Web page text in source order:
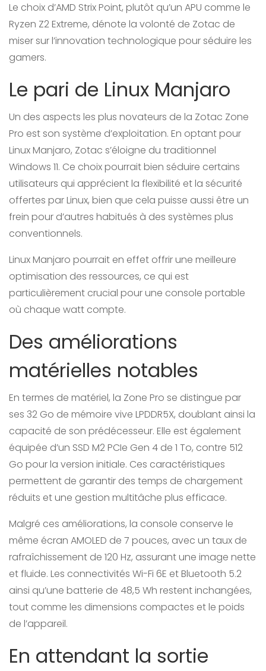
Le choix d’AMD Strix Point, plutôt qu’un APU comme le
Ryzen Z2 Extreme, dénote la volonté de Zotac de
miser sur l’innovation technologique pour séduire les
gamers.
Le pari de Linux Manjaro
Un des aspects les plus novateurs de la Zotac Zone
Pro est son système d’exploitation. En optant pour
Linux Manjaro, Zotac s’éloigne du traditionnel
Windows 11. Ce choix pourrait bien séduire certains
utilisateurs qui apprécient la flexibilité et la sécurité
offertes par Linux, bien que cela puisse aussi être un
frein pour d’autres habitués à des systèmes plus
conventionnels.
Linux Manjaro pourrait en effet offrir une meilleure
optimisation des ressources, ce qui est
particulièrement crucial pour une console portable
où chaque watt compte.
Des améliorations
matérielles notables
En termes de matériel, la Zone Pro se distingue par
ses 32 Go de mémoire vive LPDDR5X, doublant ainsi la
capacité de son prédécesseur. Elle est également
équipée d’un SSD M2 PCIe Gen 4 de 1 To, contre 512
Go pour la version initiale. Ces caractéristiques
permettent de garantir des temps de chargement
réduits et une gestion multitâche plus efficace.
Malgré ces améliorations, la console conserve le
même écran AMOLED de 7 pouces, avec un taux de
rafraîchissement de 120 Hz, assurant une image nette
et fluide. Les connectivités Wi-Fi 6E et Bluetooth 5.2
ainsi qu’une batterie de 48,5 Wh restent inchangées,
tout comme les dimensions compactes et le poids
de l’appareil.
En attendant la sortie